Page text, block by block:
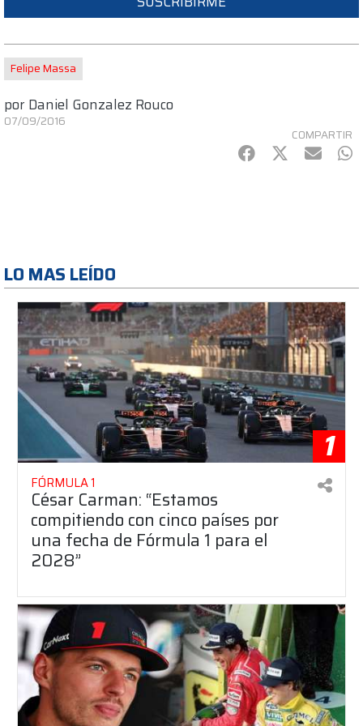
Felipe Massa
por Daniel Gonzalez Rouco
07/09/2016
COMPARTIR
Facebook
Twitter
mail
LO MAS LEÍDO
1
FÓRMULA 1
César Carman: “Estamos
compitiendo con cinco países por
una fecha de Fórmula 1 para el
2028”